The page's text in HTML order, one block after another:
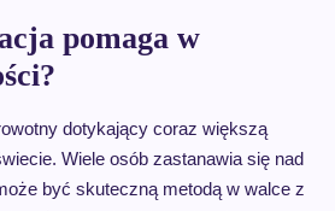
pomaga w
dotykający coraz większą
Wiele osób zastanawia się nad
być skuteczną metodą w walce z